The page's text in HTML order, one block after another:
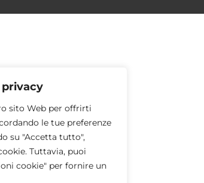
privacy
sito Web per offrirti
le tue preferenze
su "Accetta tutto",
Tuttavia, puoi
cookie" per fornire un